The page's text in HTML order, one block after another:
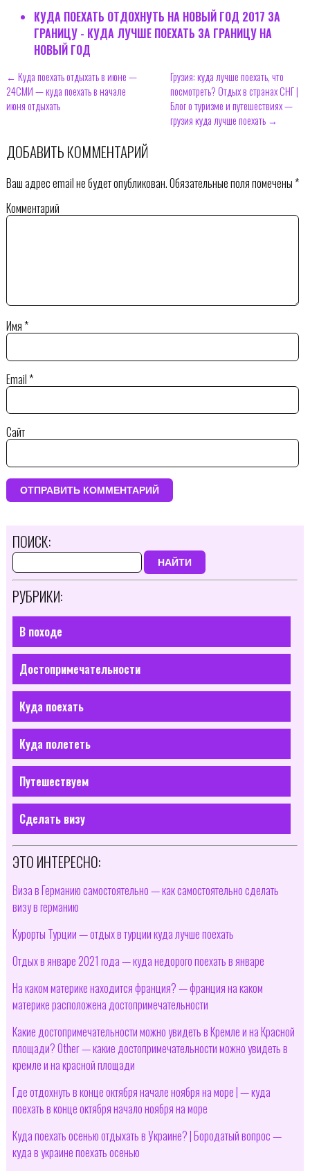
КУДА ПОЕХАТЬ ОТДОХНУТЬ НА НОВЫЙ ГОД 2017 ЗА
ГРАНИЦУ - КУДА ЛУЧШЕ ПОЕХАТЬ ЗА ГРАНИЦУ НА
НОВЫЙ ГОД
← Куда поехать отдыхать в июне —
24СМИ — куда поехать в начале
июня отдыхать
Грузия: куда лучше поехать, что
посмотреть? Отдых в странах СНГ |
Блог о туризме и путешествиях —
грузия куда лучше поехать →
ДОБАВИТЬ КОММЕНТАРИЙ
Ваш адрес email не будет опубликован.Обязательные поля помечены*
Комментарий
Имя*
Email*
Сайт
ПОИСК:
НАЙТИ
РУБРИКИ:
В походе
Достопримечательности
Куда поехать
Куда полететь
Путешествуем
Сделать визу
ЭТО ИНТЕРЕСНО:
Виза в Германию самостоятельно — как самостоятельно сделать
визу в германию
Курорты Турции — отдых в турции куда лучше поехать
Отдых в январе 2021 года — куда недорого поехать в январе
На каком материке находится франция? — франция на каком
материке расположена достопримечательности
Какие достопримечательности можно увидеть в Кремле и на Красной
площади? Other — какие достопримечательности можно увидеть в
кремле и на красной площади
Где отдохнуть в конце октября начале ноября на море | — куда
поехать в конце октября начало ноября на море
Куда поехать осенью отдыхать в Украине? | Бородатый вопрос —
куда в украине поехать осенью